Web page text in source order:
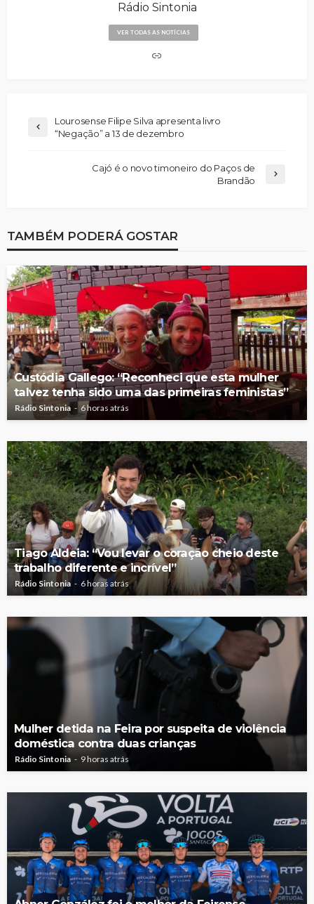
Rádio Sintonia
VER TODAS AS NOTÍCIAS
Lourosense Filipe Silva apresenta livro
“Negação” a 13 de dezembro
Cajó é o novo timoneiro do Paços de
Brandão
TAMBÉM PODERÁ GOSTAR
Custódia Gallego: “Reconheci que esta mulher
talvez tenha sido uma das primeiras feministas”
Rádio Sintonia 6 horas atrás
Tiago Aldeia: “Vou levar o coração cheio deste
trabalho diferente e incrível”
Rádio Sintonia 6 horas atrás
Mulher detida na Feira por suspeita de violência
doméstica contra duas crianças
Rádio Sintonia 9 horas atrás